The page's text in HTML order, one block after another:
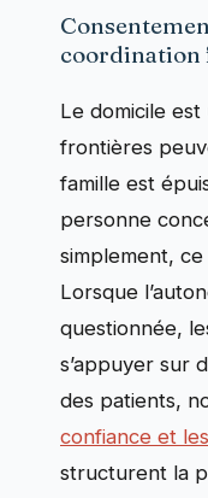
coordination
Le domicile
frontières
famille est
personne
simplement,
Lorsque
questionnée,
s’appuyer sur
des patients,
confiance et
structurent la